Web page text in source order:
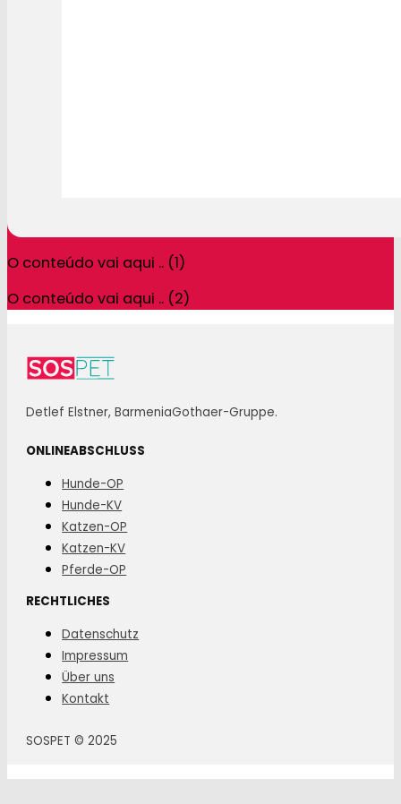
O conteúdo vai aqui .. (1)
O conteúdo vai aqui .. (2)
Detlef Elstner, BarmeniaGothaer-Gruppe.
ONLINEABSCHLUSS
Hunde-OP
Hunde-KV
Katzen-OP
Katzen-KV
Pferde-OP
RECHTLICHES
Datenschutz
Impressum
Über uns
Kontakt
SOSPET © 2025